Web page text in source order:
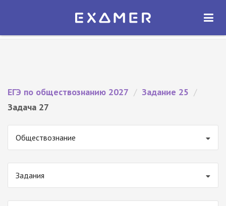
Экзамер — ЕГЭ 2027
ОТКРЫТЬ
ЕГЭ по обществознанию 2027 / Задание 25 /
Задача 27
Обществознание
Задания